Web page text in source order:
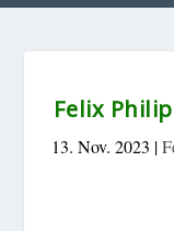
Felix
13. Nov. 2023 |